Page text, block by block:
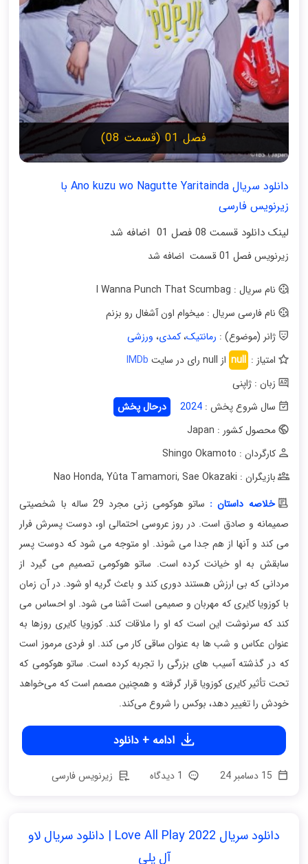
فصل 01 (قسمت 08)
دانلود سریال Ano kuzu wo Nagutte Yaritainda با
زیرنویس فارسی
لینک دانلود قسمت 08 فصل 01 اضافه شد
زیرنویس فصل 01 قسمت اضافه شد
نام سریال : I Wanna Punch That Scumbag
نام فارسی سریال : میخوام اون آشغال رو بزنم
ژانر (موضوع) : رمانتیک،کمدی، ورزشی
امتیاز : null از null رای در سایت
IMDb
زبان : ژاپنی
سال شروع پخش :2024
درحال پخش
محصول کشور : Japan
کارگردان : Shingo Okamoto
بازیگران : Nao Honda
, Yûta Tamamori, Sae Okazaki
خلاصه داستان :
ساتو هوکومی زنی مجرد 29 ساله با شخصیتی
صمیمانه و صادق است. در روز عروسی احتمالی او، دوست پسرش فرار
می کند و آنها از هم جدا می شوند. او متوجه می شود که دوست پسر
سابقش به او خیانت کرده است. ساتو هوکومی تصمیم می گیرد از
مردانی که بی ارزش هستند دوری کند و باعث گریه او شود. در آن زمان
با کوزویا کایری که مهربان و صمیمی است آشنا می شود. او احساس می
کند که سرنوشت این است که او را ملاقات کند. کوزویا کایری روزها به
عنوان عکاس و شب ها به عنوان ساقی کار می کند. او فردی مرموز است
که در گذشته آسیب های بزرگی را تجربه کرده است. ساتو هوکومی که
تحت تأثیر کایری کوزویا قرار گرفته و همچنین مصمم است که می‌خواهد
خودش را تغییر دهد، بوکس را شروع می‌کند.
ادامه + دانلود
زیرنویس فارسی
دانلود سریال Love All Play 2022 | دانلود سریال لاو
آل پلی